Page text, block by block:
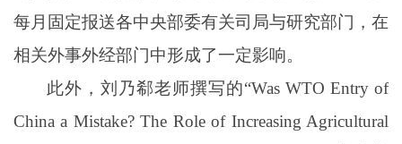
每月固定报送各中央部委有关司局与研究部门，在
相关外事外经部门中形成了一定影响。
此外 ，刘乃郗老师撰写的“Was WTO Entry of
China a Mistake? The Role of Increasing Agricultural